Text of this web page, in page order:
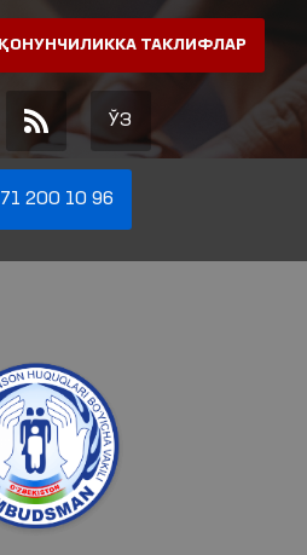
ҚОНУНЧИЛИККА ТАКЛИФЛАР
ЎЗ
71 200 10 96